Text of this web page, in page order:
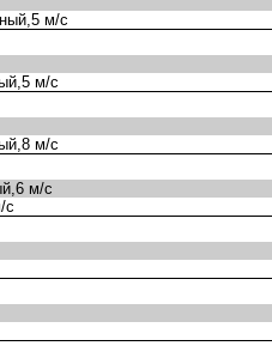
м/с
м/с
м/с
м/с
с